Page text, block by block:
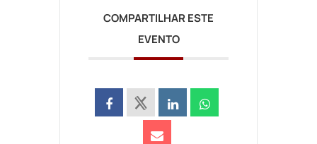
COMPARTILHAR ESTE
EVENTO